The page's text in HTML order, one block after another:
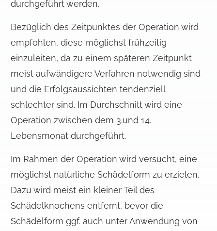
durchgeführt werden.
Bezüglich des Zeitpunktes der Operation wird
empfohlen, diese möglichst frühzeitig
einzuleiten, da zu einem späteren Zeitpunkt
meist aufwändigere Verfahren notwendig sind
und die Erfolgsaussichten tendenziell
schlechter sind. Im Durchschnitt wird eine
Operation zwischen dem 3.und 14.
Lebensmonat durchgeführt.
Im Rahmen der Operation wird versucht, eine
möglichst natürliche Schädelform zu erzielen.
Dazu wird meist ein kleiner Teil des
Schädelknochens entfernt, bevor die
Schädelform ggf. auch unter Anwendung von